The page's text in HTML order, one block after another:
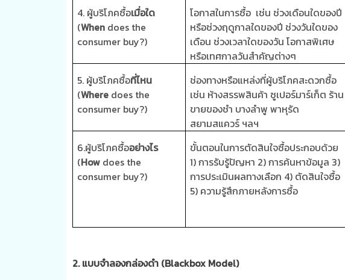
4. ผู้บริโภคซื้อเมื่อใด
(Whendoes the
consumer buy?)
โอกาสในการซื้อ เช่น ช่วงเดือนใดของปี
หรือช่วงฤดูกาลใดของปี ช่วงวันใดของ
เดือน ช่วงเวลาใดของวัน โอกาสพิเศษ
หรือเทศกาลวันสำคัญต่างๆ
5. ผู้บริโภคซื้อที่ไหน
(Wheredoes the
consumer buy?)
ช่องทางหรือแหล่งที่ผู้บริโภคสะดวกซื้อ
เช่น ห้างสรรพสินค้า ซูเปอร์มาร์เก็ต ร้าน
ขายของชำ บางลำพู พาหุรัด
สยามสแควร์ ฯลฯ
6.ผู้บริโภคซื้ออย่างไร
(Howdoes the
consumer buy?)
ขั้นตอนในการตัดสินใจซื้อประกอบด้วย
1)การรับรู้ปัญหา 2)การค้นหาข้อมูล 3)
การประเมินผลทางเลือก 4) ตัดสินใจซื้อ
5) ความรู้สึกภายหลังการซื้อ
2. แบบจำลองกล่องดำ (Blackbox Model)